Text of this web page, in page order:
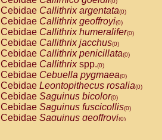
PitheciidaeCallicebus torquatus
PitheciidaeCallicebusspp.(0)
PitheciidaeChiropotes satanas(0)
PitheciidaePithecia monachus
PitheciidaePithecia pithecia(0)
CercopithecidaeCercocebus agilis
CercopithecidaeCercocebus
CercopithecidaeCercocebus
CercopithecidaeCercocebus
CercopithecidaeCercocebus
CercopithecidaeCercocebushybrid
Cebidae Callithrix argentata(0)
Cebidae Callithrix geoffroyi(0)
Cebidae Callithrix humeralifer(0)
Cebidae Callithrix jacchus(0)
Cebidae Callithrix penicillata(0)
Cebidae Callithrixspp.(0)
Cebidae Cebuella pygmaea(0)
Cebidae Leontopithecus rosalia(0)
Cebidae Saguinus bicolor(0)
Cebidae Saguinus fuscicollis(0)
Cebidae Saguinus geoffroyi(0)